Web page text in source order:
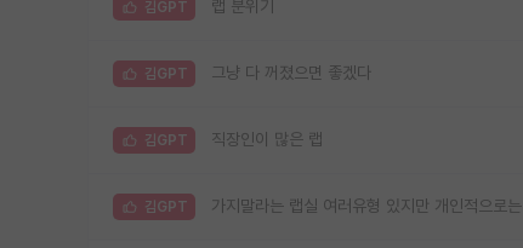
김GPT 랩 분위기
김GPT 그냥 다 꺼졌으면 좋겠다
김GPT 직장인이 많은 랩
김GPT 가지말라는 랩실 여러유형 있지만 개인적으로는